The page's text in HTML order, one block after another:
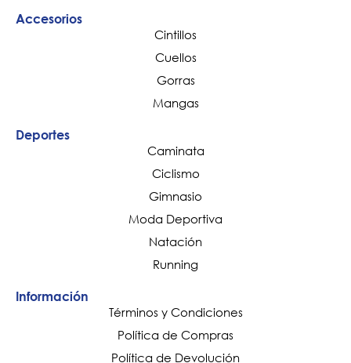
Accesorios
Cintillos
Cuellos
Gorras
Mangas
Deportes
Caminata
Ciclismo
Gimnasio
Moda Deportiva
Natación
Running
Información
Términos y Condiciones
Política de Compras
Política de Devolución